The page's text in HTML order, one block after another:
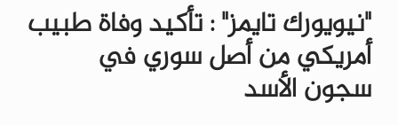
"نيويورك تايمز" : تأكيد وفاة طبيب
أمريكي من أصل سوري في
سجون الأسد